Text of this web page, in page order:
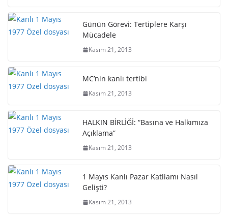
Günün Görevi: Tertiplere Karşı
Mücadele
Kasım 21, 2013
MC’nin kanlı tertibi
Kasım 21, 2013
HALKIN BİRLİĞİ: “Basına ve Halkımıza
Açıklama”
Kasım 21, 2013
1 Mayıs Kanlı Pazar Katliamı Nasıl
Gelişti?
Kasım 21, 2013